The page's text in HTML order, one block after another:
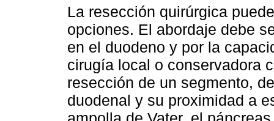
La resección quirúrgica
opciones. El abordaje debe
en el duodeno y por la
cirugía local o conservadora
resección de un segmento,
duodenal y su proximidad a